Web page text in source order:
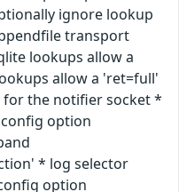
ignore lookup
transport
lookups allow a
allow a 'ret=full'
the notifier socket *
option
* log selector
option